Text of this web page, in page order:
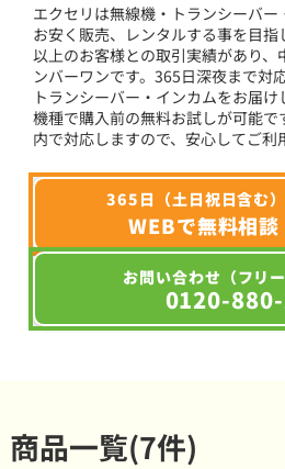
エクセリは無線機・トランシーバ
お安く販売、レンタルする事を目
以上のお客様との取引実績があり、
ンバーワンです。365日深夜まで対
トランシーバー・インカムをお届
機種で購入前の無料お試しが可能
内で対応しますので、安心してご利
365日（土日祝日含む
WEBで無料相談
お問い合わせ（フリー
0120-
商品一覧(7件)